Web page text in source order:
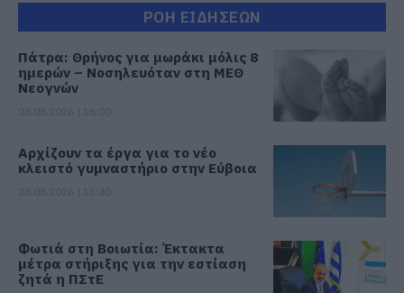
ΡΟΗ ΕΙΔΗΣΕΩΝ
Πάτρα: Θρήνος για μωράκι μόλις 8
ημερών – Νοσηλευόταν στη ΜΕΘ
Νεογνών
Αρχίζουν τα έργα για το νέο
κλειστό γυμναστήριο στην Εύβοια
Φωτιά στη Βοιωτία: Έκτακτα
μέτρα στήριξης για την εστίαση
ζητά η ΠΣτΕ